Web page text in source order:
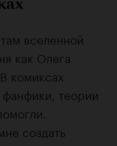
вселенной
как Олега
комиксах
теории
создать